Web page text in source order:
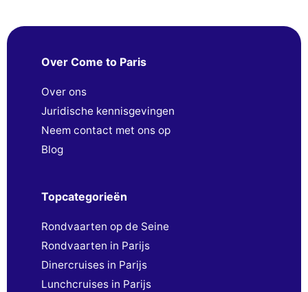
Over Come to Paris
Over ons
Juridische kennisgevingen
Neem contact met ons op
Blog
Topcategorieën
Rondvaarten op de Seine
Rondvaarten in Parijs
Dinercruises in Parijs
Lunchcruises in Parijs